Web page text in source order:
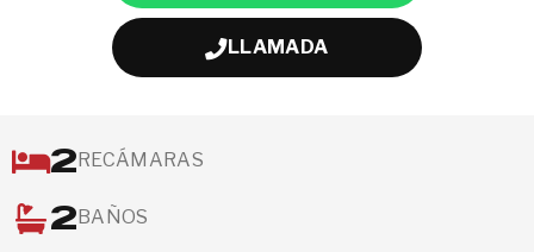
LLAMADA
2RECÁMARAS
2BAÑOS